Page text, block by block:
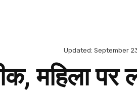
Updated: September
महिला पर